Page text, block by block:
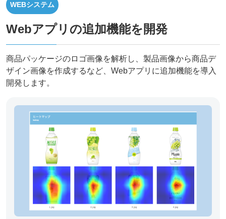
WEBシステム
Webアプリの追加機能を開発​
商品パッケージのロゴ画像を解析し、製品画像から商品デ
ザイン画像を作成するなど、Webアプリに追加機能を導入
開発します。​